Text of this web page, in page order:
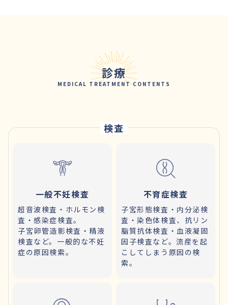
診療
MEDICAL TREATMENT CONTENTS
検査
一般不妊検査
超音波検査・ホルモン検
査・感染症検査。
子宮卵管造影検査・精液
検査など。一般的な不妊
症の原因検索。
不育症検査
子宮形態検査・内分泌検
査・染色体検査、抗リン
脂質抗体検査・血液凝固
因子検査など。流産を起
こしてしまう原因の検
索。